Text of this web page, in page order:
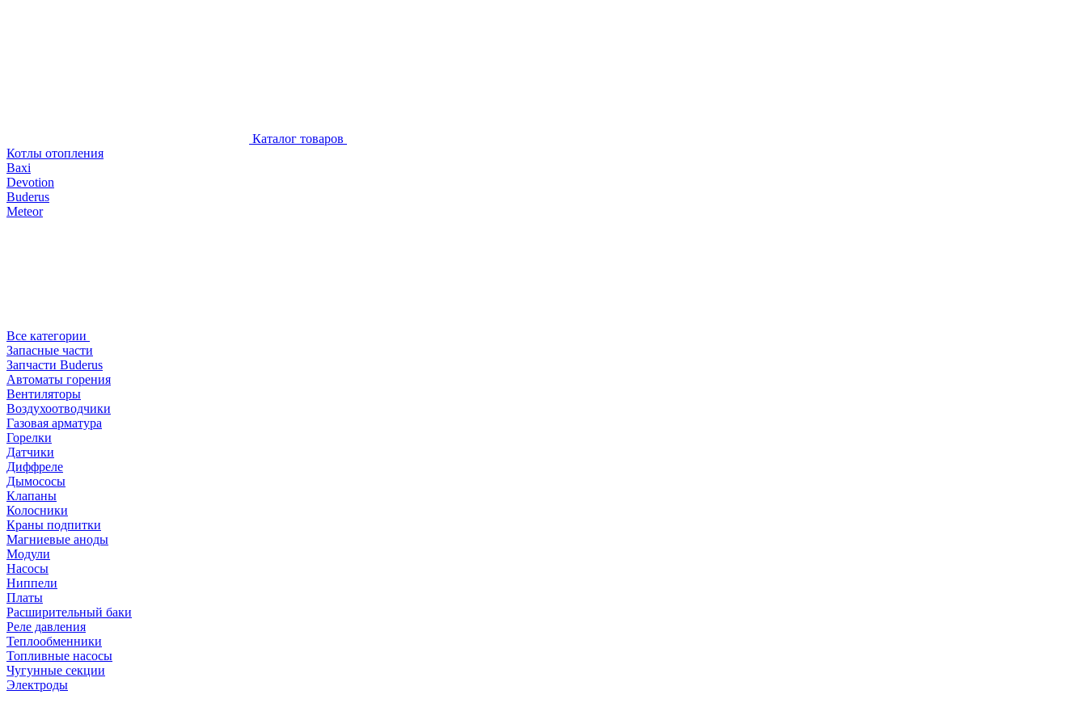
Каталог товаров
Котлы отопления
Baxi
Devotion
Buderus
Meteor
Все категории
Запасные части
Запчасти Buderus
Автоматы горения
Вентиляторы
Воздухоотводчики
Газовая арматура
Горелки
Датчики
Диффреле
Дымососы
Клапаны
Колосники
Краны подпитки
Магниевые аноды
Модули
Насосы
Ниппели
Платы
Расширительный баки
Реле давления
Теплообменники
Топливные насосы
Чугунные секции
Электроды